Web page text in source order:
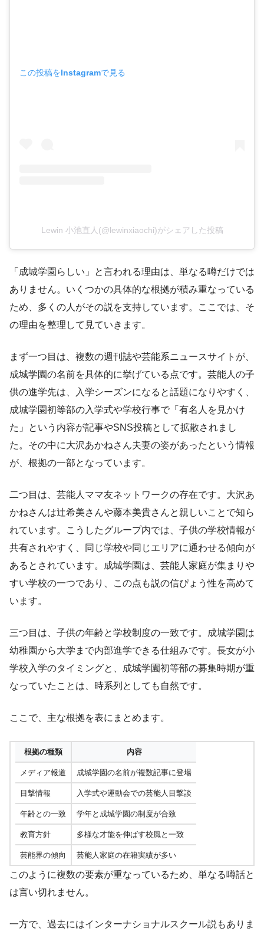
この投稿をInstagramで見る
Lewin 小池直人(@lewinxiaochi)がシェアした投稿
「成城学園らしい」と言われる理由は、単なる噂だけでは
ありません。いくつかの具体的な根拠が積み重なっている
ため、多くの人がその説を支持しています。ここでは、そ
の理由を整理して見ていきます。
まず一つ目は、複数の週刊誌や芸能系ニュースサイトが、
成城学園の名前を具体的に挙げている点です。芸能人の子
供の進学先は、入学シーズンになると話題になりやすく、
成城学園初等部の入学式や学校行事で「有名人を見かけ
た」という内容が記事やSNS投稿として拡散されまし
た。その中に大沢あかねさん夫妻の姿があったという情報
が、根拠の一部となっています。
二つ目は、芸能人ママ友ネットワークの存在です。大沢あ
かねさんは辻希美さんや藤本美貴さんと親しいことで知ら
れています。こうしたグループ内では、子供の学校情報が
共有されやすく、同じ学校や同じエリアに通わせる傾向が
あるとされています。成城学園は、芸能人家庭が集まりや
すい学校の一つであり、この点も説の信ぴょう性を高めて
います。
三つ目は、子供の年齢と学校制度の一致です。成城学園は
幼稚園から大学まで内部進学できる仕組みです。長女が小
学校入学のタイミングと、成城学園初等部の募集時期が重
なっていたことは、時系列としても自然です。
ここで、主な根拠を表にまとめます。
根拠の種類 内容
メディア報道 成城学園の名前が複数記事に登場
目撃情報 入学式や運動会での芸能人目撃談
年齢との一致 学年と成城学園の制度が合致
教育方針 多様な才能を伸ばす校風と一致
芸能界の傾向 芸能人家庭の在籍実績が多い
このように複数の要素が重なっているため、単なる噂話と
は言い切れません。
一方で、過去にはインターナショナルスクール説もありま